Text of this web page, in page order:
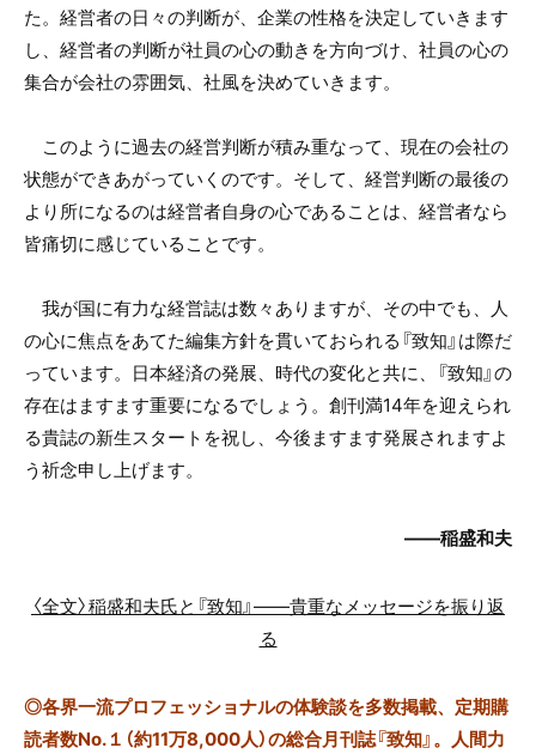
た。経営者の日々の判断が、企業の性格を決定していきます
し、経営者の判断が社員の心の動きを方向づけ、社員の心の
集合が会社の雰囲気、社風を決めていきます。
このように過去の経営判断が積み重なって、現在の会社の
状態ができあがっていくのです。そして、経営判断の最後の
より所になるのは経営者自身の心であることは、経営者なら
皆痛切に感じていることです。
我が国に有力な経営誌は数々ありますが、その中でも、人
の心に焦点をあてた編集方針を貫いておられる『致知』は際だ
っています。日本経済の発展、時代の変化と共に、『致知』の
存在はますます重要になるでしょう。創刊満14年を迎えられ
る貴誌の新生スタートを祝し、今後ますます発展されますよ
う祈念申し上げます。
――稲盛和夫
〈全文〉稲盛和夫氏と『致知』——貴重なメッセージを振り返
る
◎各界一流プロフェッショナルの体験談を多数掲載、定期購
読者数No.１（約11万8,000人）の総合月刊誌『致知』。人間力